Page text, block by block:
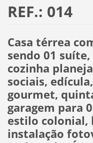
REF.: 014
Casa térrea
sendo 01
cozinha
sociais,
gourmet,
garagem para
estilo colonial,
instalação